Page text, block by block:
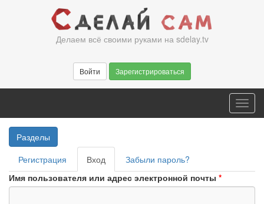
Делаем всё своими руками на sdelay.tv
Войти Зарегистрироваться
Разделы
Главные
вкладки
Регистрация Вход (активная
вкладка)
Забыли пароль?
Имя пользователя или адрес электронной почты *